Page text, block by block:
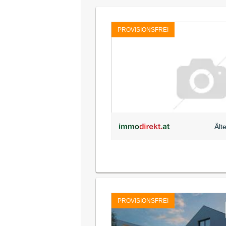
PROVISIONSFREI
PROVISIONSFREI